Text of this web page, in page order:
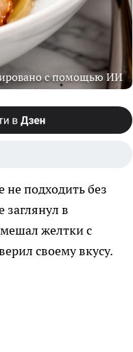
с помощью ИИ
подходить без
заглянул в
желтки с
своему вкусу.